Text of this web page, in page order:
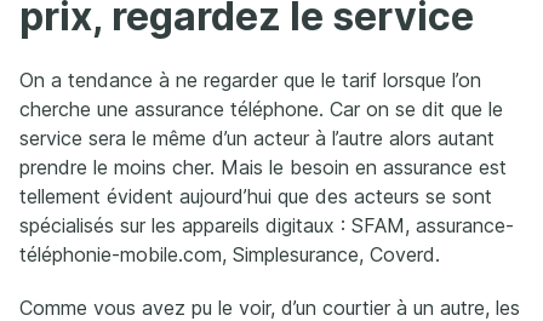
prix, regardez le service
On a tendance à ne regarder que le tarif lorsque l’on
cherche une assurance téléphone. Car on se dit que le
service sera le même d’un acteur à l’autre alors autant
prendre le moins cher. Mais le besoin en assurance est
tellement évident aujourd’hui que des acteurs se sont
spécialisés sur les appareils digitaux : SFAM, assurance-
téléphonie-mobile.com, Simplesurance, Coverd.
Comme vous avez pu le voir, d’un courtier à un autre, les